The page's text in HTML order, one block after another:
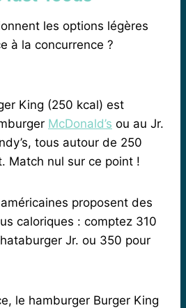
les options légères
à la concurrence ?
King (250 kcal) est
McDonald’s ou au Jr.
tous autour de 250
Match nul sur ce point !
proposent des
caloriques : comptez 310
Jr. ou 350 pour
le hamburger Burger King